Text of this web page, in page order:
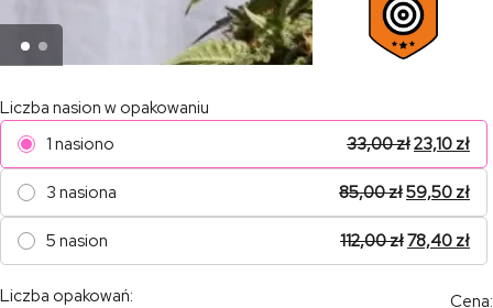
Liczba nasion w opakowaniu
1 nasiono
33,00zł23,10 zł
3 nasiona 85,00zł59,50 zł
5 nasion 112,00zł78,40 zł
Liczba opakowań:
Cena: